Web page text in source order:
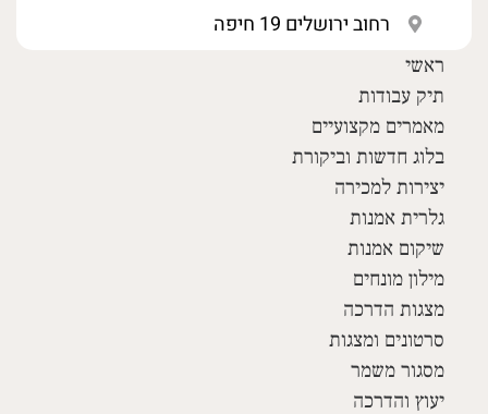
רחוב ירושלים 19 חיפה
ראשי
תיק עבודות
מאמרים מקצועיים
בלוג חדשות וביקורת
יצירות למכירה
גלרית אמנות
שיקום אמנות
מילון מונחים
מצגות הדרכה
סרטונים ומצגות
מסגור משמר
יעוץ והדרכה